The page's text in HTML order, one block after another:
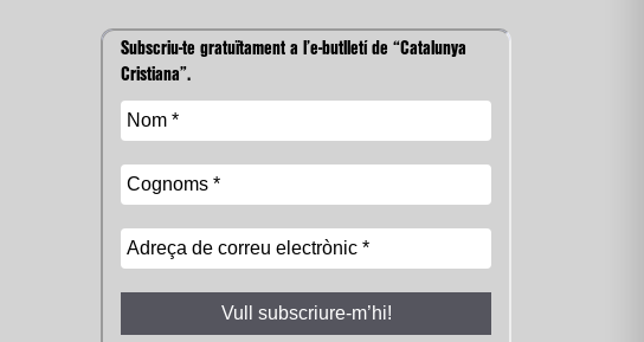
Subscriu-te gratuïtament a l’e-butlletí de “Catalunya
Cristiana”.